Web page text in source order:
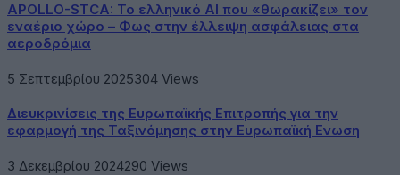
APOLLO-STCA: Το ελληνικό AI που «θωρακίζει» τον
εναέριο χώρο – Φως στην έλλειψη ασφάλειας στα
αεροδρόμια
5 Σεπτεμβρίου 2025304 Views
Διευκρινίσεις της Ευρωπαϊκής Επιτροπής για την
εφαρμογή της Ταξινόμησης στην Ευρωπαϊκή Ενωση
3 Δεκεμβρίου 2024290 Views